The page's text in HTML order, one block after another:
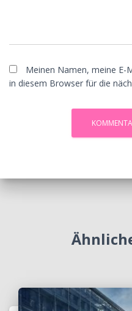
Meinen Namen, meine E-
in diesem Browser für die